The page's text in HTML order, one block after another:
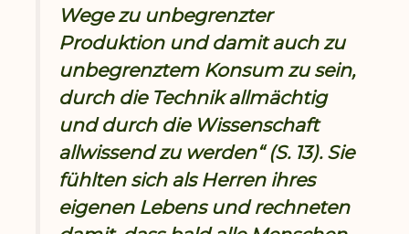
Wege zu unbegrenzter
Produktion und damit auch zu
unbegrenztem Konsum zu sein,
durch die Technik allmächtig
und durch die Wissenschaft
allwissend zu werden“ (S. 13). Sie
fühlten sich als Herren ihres
eigenen Lebens und rechneten